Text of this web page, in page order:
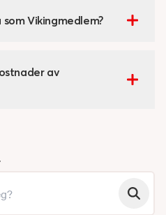
Vikingmedlem?
av